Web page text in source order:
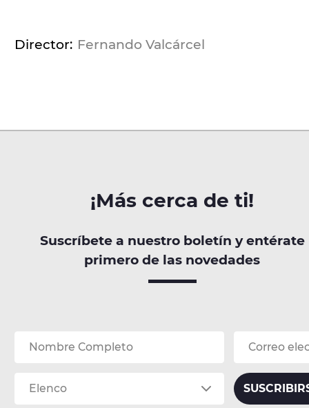
Director Fernando Valcárcel
¡Más cerca de ti!
Suscríbete a nuestro boletín y entérate
primero de las novedades